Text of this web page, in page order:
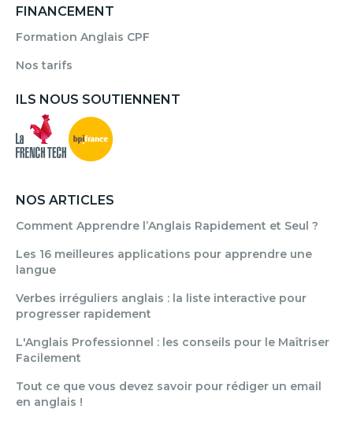
FINANCEMENT
Formation Anglais CPF
Nos tarifs
ILS NOUS SOUTIENNENT
NOS ARTICLES
Comment Apprendre l’Anglais Rapidement et Seul ?
Les 16 meilleures applications pour apprendre une
langue
Verbes irréguliers anglais : la liste interactive pour
progresser rapidement
L'Anglais Professionnel : les conseils pour le Maîtriser
Facilement
Tout ce que vous devez savoir pour rédiger un email
en anglais !